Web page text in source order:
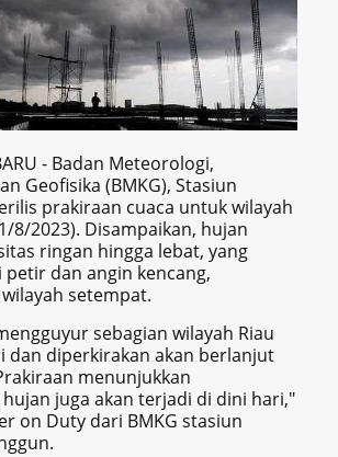
- Badan Meteorologi,
Geofisika (BMKG), Stasiun
prakiraan cuaca untuk wilayah
8/2023). Disampaikan, hujan
ringan hingga lebat, yang
dan angin kencang,
setempat.
sebagian wilayah Riau
dan diperkirakan akan berlanjut
menunjukkan
juga akan terjadi di dini hari,"
on Duty dari BMKG stasiun